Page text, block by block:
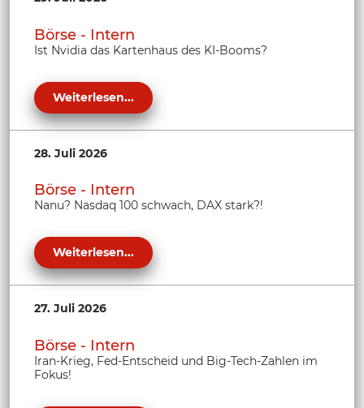
Börse - Intern
Ist Nvidia das Kartenhaus des KI-Booms?
Weiterlesen...
28. Juli 2026
Börse - Intern
Nanu? Nasdaq 100 schwach, DAX stark?!
Weiterlesen...
27. Juli 2026
Börse - Intern
Iran-Krieg, Fed-Entscheid und Big-Tech-Zahlen im
Fokus!